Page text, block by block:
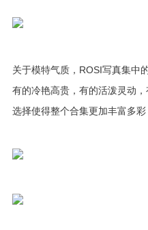
关于模特气质，ROSI写真集中
有的冷艳高贵，有的活泼灵动
选择使得整个合集更加丰富多彩